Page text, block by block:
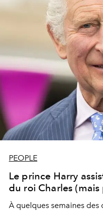
PEOPLE
Le prince Harry
du roi Charles
À quelques semaines